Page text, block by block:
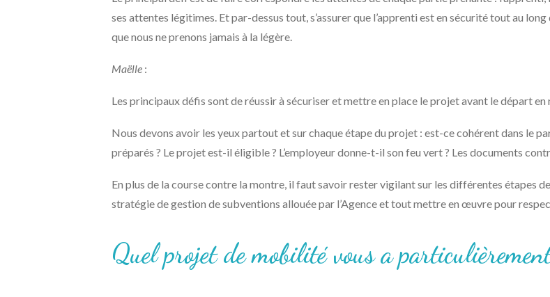
ses attentes légitimes. Et par-dessus tout, s’assurer que l’apprenti est en sécurité tout au
que nous ne prenons jamais à la légère.
Maëlle :
Les principaux défis sont de réussir à sécuriser et mettre en place le projet avant le départ
Nous devons avoir les yeux partout et sur chaque étape du projet : est-ce cohérent dans le
préparés ? Le projet est-il éligible ? L’employeur donne-t-il son feu vert ? Les documents
En plus de la course contre la montre, il faut savoir rester vigilant sur les différentes étapes
stratégie de gestion de subventions allouée par l’Agence et tout mettre en œuvre pour
Quel projet de mobilité vous a